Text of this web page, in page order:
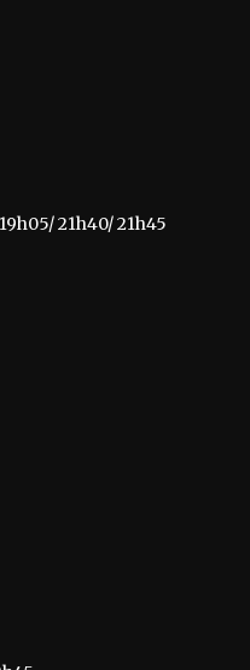
21h40/ 21h45